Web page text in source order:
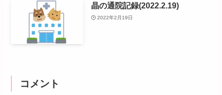
晶の通院記録(2022.2.19)
2022年2月19日
コメント